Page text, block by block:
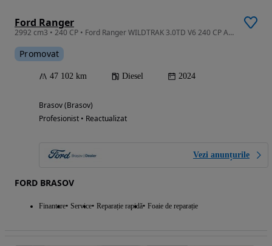
Ford Ranger
2992 cm3 • 240 CP • Ford Ranger WILDTRAK 3.0TD V6 240 CP A10 4WD
Promovat
47 102 km Diesel 2024
Brasov (Brasov)
Profesionist • Reactualizat
Vezi anunțurile
FORD BRASOV
Finantare Service Reparație rapidă Foaie de reparație